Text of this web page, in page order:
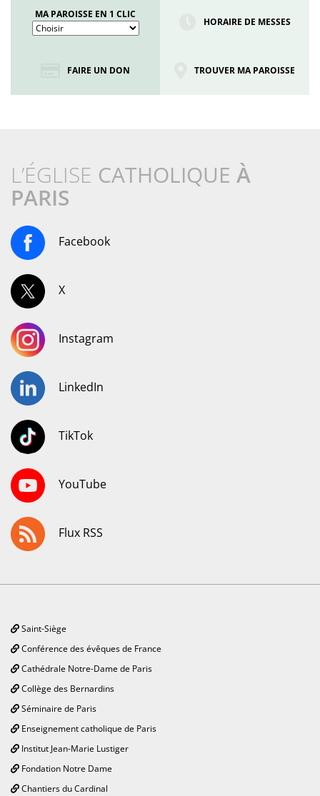
MA PAROISSE EN 1 CLIC
HORAIRE DE MESSES
FAIRE UN DON TROUVER MA PAROISSE
L’ÉGLISE CATHOLIQUE À
PARIS
Facebook
X
Instagram
LinkedIn
TikTok
YouTube
Flux RSS
Saint-Siège
Conférence des évêques de France
Cathédrale Notre-Dame de Paris
Collège des Bernardins
Séminaire de Paris
Enseignement catholique de Paris
Institut Jean-Marie Lustiger
Fondation Notre Dame
Chantiers du Cardinal